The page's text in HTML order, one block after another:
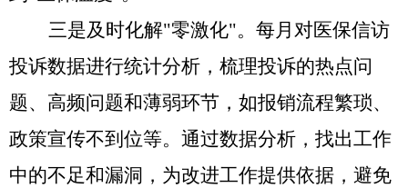
三是及时化解"零激化"。 每月对医保信访
投诉数据进行统计分析，梳理投诉的热点问
题、高频问题和薄弱环节，如报销流程繁琐、
政策宣传不到位等。通过数据分析，找出工作
中的不足和漏洞，为改进工作提供依据，避免